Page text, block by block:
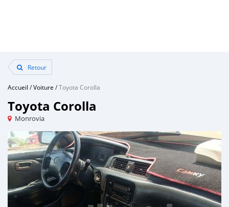
Retour
Accueil /Voiture /Toyota Corolla
Toyota Corolla
Monrovia